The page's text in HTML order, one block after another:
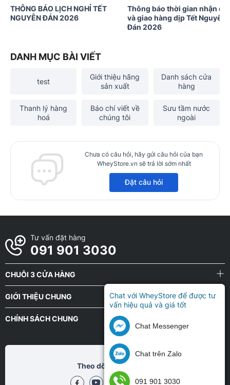
THÔNG BÁO LỊCH NGHỈ TẾT
NGUYÊN ĐÁN 2026
Thông báo thời gian nhận
và giao hàng dịp Tết Nguyên
Đán 2026
DANH MỤC BÀI VIẾT
test
Giới thiệu hãng
sản xuất
Danh sách cửa
hàng
Thanh lý hàng
hoá
Báo chí viết về
chúng tôi
Sưu tầm nước
ngoài
Chưa có câu hỏi, hãy gửi câu hỏi của bạn
WheyStore.vn sẽ trả lời sớm nhất
Đặt câu hỏi
Tư vấn đặt hàng
091 901 3030
CHUỖI 3 CỬA HÀNG
GIỚI THIỆU CHUNG
CHÍNH SÁCH CHUNG
Theo dõi chũng tôi tại
Chat với WheyStore để được tư
vấn hiệu quả và giá tốt
Chat Messenger
Chat trên Zalo
091 901 3030